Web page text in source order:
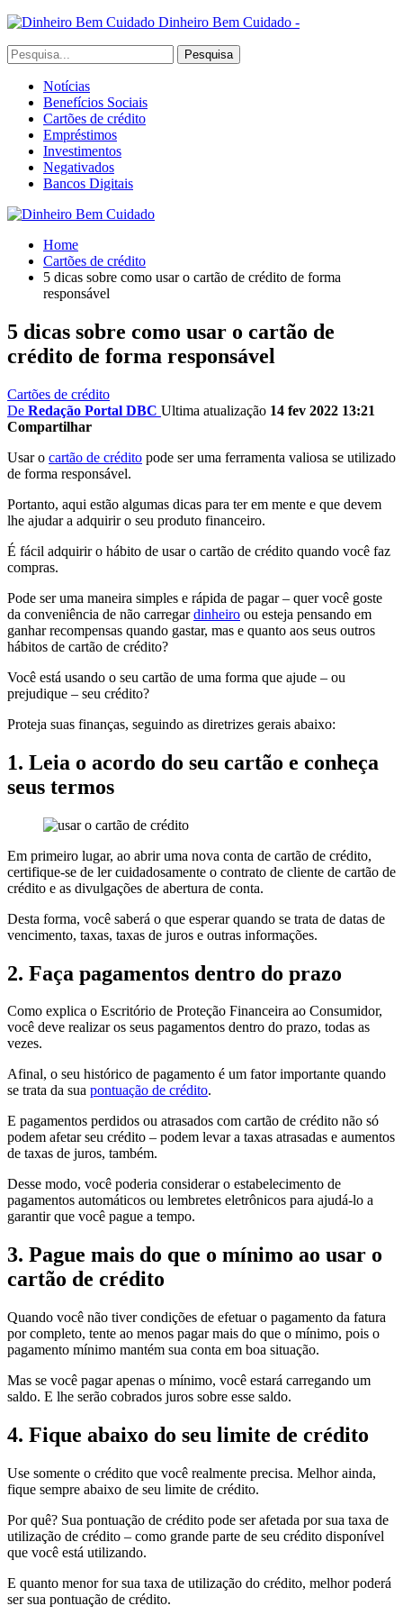
Dinheiro Bem Cuidado -
Notícias
Benefícios Sociais
Cartões de crédito
Empréstimos
Investimentos
Negativados
Bancos Digitais
Home
Cartões de crédito
5 dicas sobre como usar o cartão de crédito de forma
responsável
5 dicas sobre como usar o cartão de
crédito de forma responsável
Cartões de crédito
De Redação Portal DBC Ultima atualização 14 fev 2022 13:21
Compartilhar
Usar o cartão de crédito pode ser uma ferramenta valiosa se utilizado
de forma responsável.
Portanto, aqui estão algumas dicas para ter em mente e que devem
lhe ajudar a adquirir o seu produto financeiro.
É fácil adquirir o hábito de usar o cartão de crédito quando você faz
compras.
Pode ser uma maneira simples e rápida de pagar – quer você goste
da conveniência de não carregardinheiro ou esteja pensando em
ganhar recompensas quando gastar, mas e quanto aos seus outros
hábitos de cartão de crédito?
Você está usando o seu cartão de uma forma que ajude – ou
prejudique – seu crédito?
Proteja suas finanças, seguindo as diretrizes gerais abaixo:
1. Leia o acordo do seu cartão e conheça
seus termos
Em primeiro lugar, ao abrir uma nova conta de cartão de crédito,
certifique-se de ler cuidadosamente o contrato de cliente de cartão de
crédito e as divulgações de abertura de conta.
Desta forma, você saberá o que esperar quando se trata de datas de
vencimento, taxas, taxas de juros e outras informações.
2. Faça pagamentos dentro do prazo
Como explica o Escritório de Proteção Financeira ao Consumidor,
você deve realizar os seus pagamentos dentro do prazo, todas as
vezes.
Afinal, o seu histórico de pagamento é um fator importante quando
se trata da sua pontuação de crédito.
E pagamentos perdidos ou atrasados com cartão de crédito não só
podem afetar seu crédito – podem levar a taxas atrasadas e aumentos
de taxas de juros, também.
Desse modo, você poderia considerar o estabelecimento de
pagamentos automáticos ou lembretes eletrônicos para ajudá-lo a
garantir que você pague a tempo.
3. Pague mais do que o mínimo ao usar o
cartão de crédito
Quando você não tiver condições de efetuar o pagamento da fatura
por completo, tente ao menos pagar mais do que o mínimo, pois o
pagamento mínimo mantém sua conta em boa situação.
Mas se você pagar apenas o mínimo, você estará carregando um
saldo. E lhe serão cobrados juros sobre esse saldo.
4. Fique abaixo do seu limite de crédito
Use somente o crédito que você realmente precisa. Melhor ainda,
fique sempre abaixo de seu limite de crédito.
Por quê? Sua pontuação de crédito pode ser afetada por sua taxa de
utilização de crédito – como grande parte de seu crédito disponível
que você está utilizando.
E quanto menor for sua taxa de utilização do crédito, melhor poderá
ser sua pontuação de crédito.